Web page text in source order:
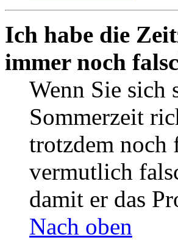
Ich habe die
immer noch
Wenn Sie sich
Sommerzeit
trotzdem noch
vermutlich
damit er das
Nach oben